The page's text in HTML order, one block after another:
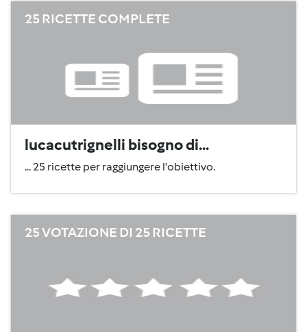
25 RICETTE COMPLETE
lucacutrignelli bisogno di...
... 25 ricette per raggiungere l'obiettivo.
25 VOTAZIONE DI 25 RICETTE